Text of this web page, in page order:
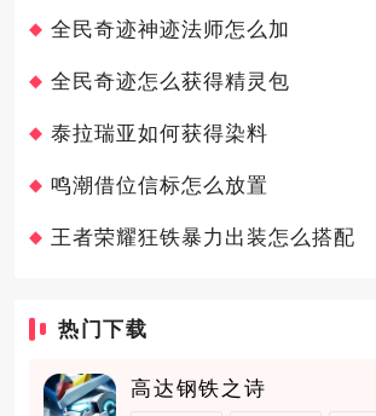
全民奇迹神迹法师怎么加
全民奇迹怎么获得精灵包
泰拉瑞亚如何获得染料
鸣潮借位信标怎么放置
王者荣耀狂铁暴力出装怎么搭配
热门下载
高达钢铁之诗